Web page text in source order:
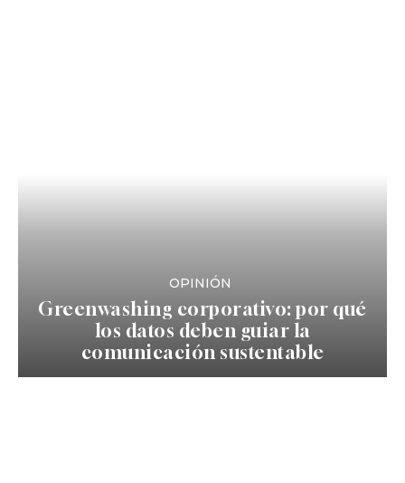
OPINIÓN
Greenwashing corporativo: por qué
los datos deben guiar la
comunicación sustentable